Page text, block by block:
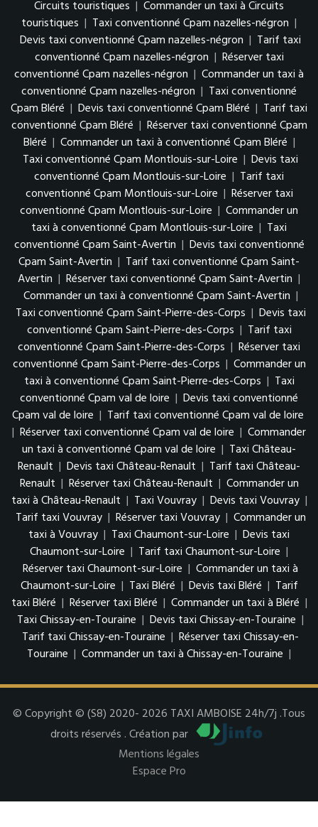
Circuits touristiques | Commander un taxi à Circuits
touristiques | Taxi conventionné Cpam nazelles-négron |
Devis taxi conventionné Cpam nazelles-négron | Tarif taxi
conventionné Cpam nazelles-négron | Réserver taxi
conventionné Cpam nazelles-négron | Commander un taxi à
conventionné Cpam nazelles-négron | Taxi conventionné
Cpam Bléré | Devis taxi conventionné Cpam Bléré | Tarif taxi
conventionné Cpam Bléré | Réserver taxi conventionné Cpam
Bléré | Commander un taxi à conventionné Cpam Bléré |
Taxi conventionné Cpam Montlouis-sur-Loire | Devis taxi
conventionné Cpam Montlouis-sur-Loire | Tarif taxi
conventionné Cpam Montlouis-sur-Loire | Réserver taxi
conventionné Cpam Montlouis-sur-Loire | Commander un
taxi à conventionné Cpam Montlouis-sur-Loire | Taxi
conventionné Cpam Saint-Avertin | Devis taxi conventionné
Cpam Saint-Avertin | Tarif taxi conventionné Cpam Saint-
Avertin | Réserver taxi conventionné Cpam Saint-Avertin |
Commander un taxi à conventionné Cpam Saint-Avertin |
Taxi conventionné Cpam Saint-Pierre-des-Corps | Devis taxi
conventionné Cpam Saint-Pierre-des-Corps | Tarif taxi
conventionné Cpam Saint-Pierre-des-Corps | Réserver taxi
conventionné Cpam Saint-Pierre-des-Corps | Commander un
taxi à conventionné Cpam Saint-Pierre-des-Corps | Taxi
conventionné Cpam val de loire | Devis taxi conventionné
Cpam val de loire | Tarif taxi conventionné Cpam val de loire
| Réserver taxi conventionné Cpam val de loire | Commander
un taxi à conventionné Cpam val de loire | Taxi Château-
Renault | Devis taxi Château-Renault | Tarif taxi Château-
Renault | Réserver taxi Château-Renault | Commander un
taxi à Château-Renault | Taxi Vouvray | Devis taxi Vouvray |
Tarif taxi Vouvray | Réserver taxi Vouvray | Commander un
taxi à Vouvray | Taxi Chaumont-sur-Loire | Devis taxi
Chaumont-sur-Loire | Tarif taxi Chaumont-sur-Loire |
Réserver taxi Chaumont-sur-Loire | Commander un taxi à
Chaumont-sur-Loire | Taxi Bléré | Devis taxi Bléré | Tarif
taxi Bléré | Réserver taxi Bléré | Commander un taxi à Bléré |
Taxi Chissay-en-Touraine | Devis taxi Chissay-en-Touraine |
Tarif taxi Chissay-en-Touraine | Réserver taxi Chissay-en-
Touraine | Commander un taxi à Chissay-en-Touraine |
© Copyright © (S8) 2020- 2026 TAXI AMBOISE 24h/7j .Tous
droits réservés . Création par
Mentions légales
Espace Pro